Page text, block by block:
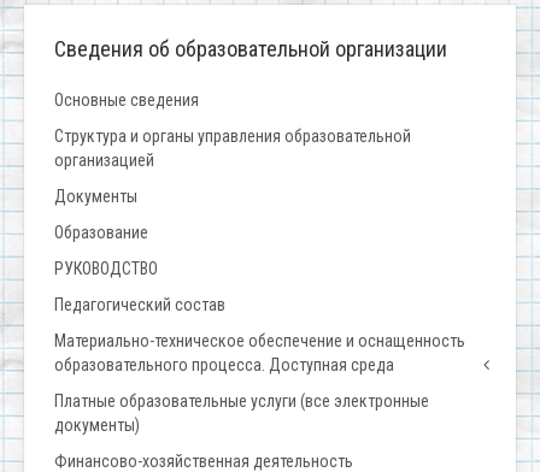
Сведения об образовательной организации
Основные сведения
Структура и органы управления образовательной
организацией
Документы
Образование
РУКОВОДСТВО
Педагогический состав
Материально-техническое обеспечение и оснащенность
образовательного процесса. Доступная среда
Платные образовательные услуги (все электронные
документы)
Финансово-хозяйственная деятельность